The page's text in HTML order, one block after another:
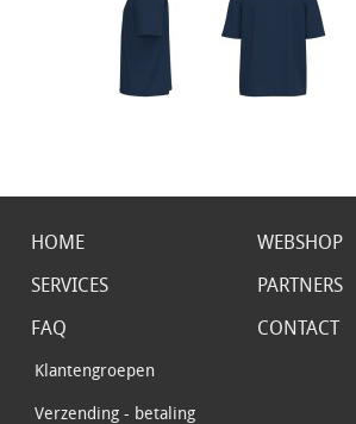
HOME
WEBSHOP
SERVICES
PARTNERS
FAQ
Klantengroepen
Verzending - betaling
CONTACT